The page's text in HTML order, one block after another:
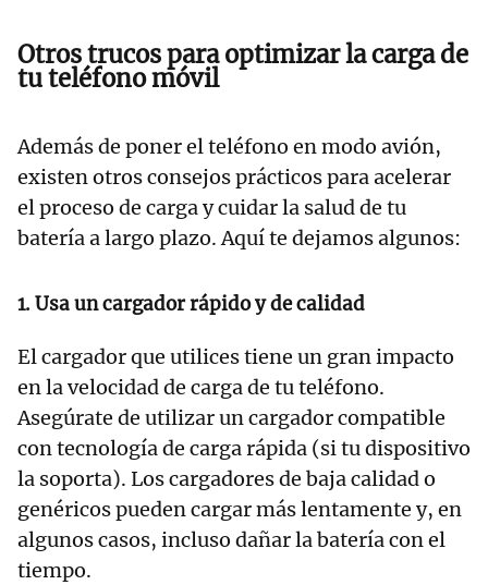
Otros trucos para optimizar la carga de
tu teléfono móvil
Además de poner el teléfono en modo avión,
existen otros consejos prácticos para acelerar
el proceso de carga y cuidar la salud de tu
batería a largo plazo. Aquí te dejamos algunos:
1. Usa un cargador rápido y de calidad
El cargador que utilices tiene un gran impacto
en la velocidad de carga de tu teléfono.
Asegúrate de utilizar un cargador compatible
con tecnología de carga rápida (si tu dispositivo
la soporta). Los cargadores de baja calidad o
genéricos pueden cargar más lentamente y, en
algunos casos, incluso dañar la batería con el
tiempo.